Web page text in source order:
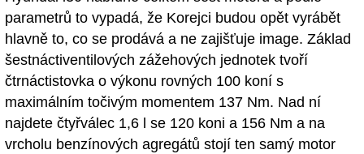
parametrů to vypadá, že Korejci budou opět vyrábět
hlavně to, co se prodává a ne zajišťuje image. Základ
šestnáctiventilových zážehových jednotek tvoří
čtrnáctistovka o výkonu rovných 100 koní s
maximálním točivým momentem 137 Nm. Nad ní
najdete čtyřválec 1,6 l se 120 koni a 156 Nm a na
vrcholu benzínových agregátů stojí ten samý motor